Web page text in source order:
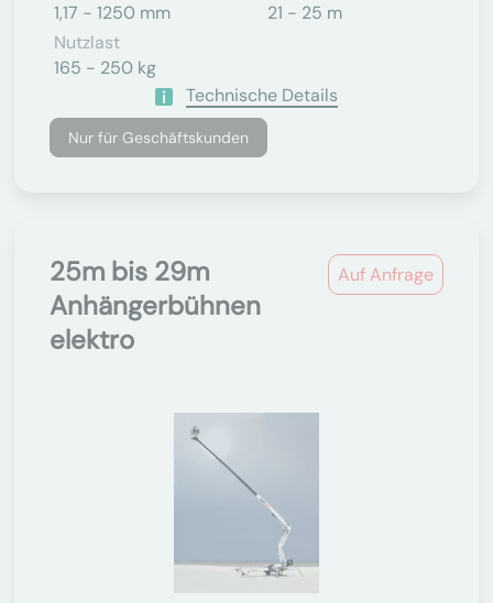
1,17 - 1250 mm
21 - 25 m
Nutzlast
165 - 250 kg
Technische Details
Nur für Geschäftskunden
Auf Anfrage
25m bis 29m
Anhängerbühnen
elektro